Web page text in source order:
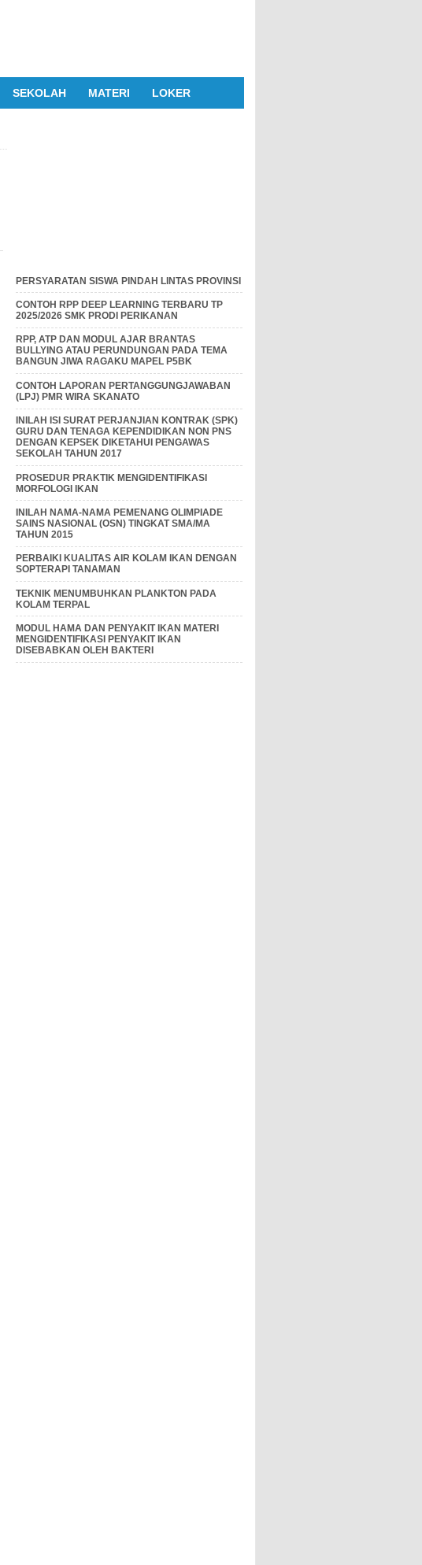
SEKOLAH MATERI LOKER
PERSYARATAN SISWA PINDAH LINTAS PROVINSI
CONTOH RPP DEEP LEARNING TERBARU TP
2025/2026 SMK PRODI PERIKANAN
RPP, ATP DAN MODUL AJAR BRANTAS
BULLYING ATAU PERUNDUNGAN PADA TEMA
BANGUN JIWA RAGAKU MAPEL P5BK
CONTOH LAPORAN PERTANGGUNGJAWABAN
(LPJ) PMR WIRA SKANATO
INILAH ISI SURAT PERJANJIAN KONTRAK (SPK)
GURU DAN TENAGA KEPENDIDIKAN NON PNS
DENGAN KEPSEK DIKETAHUI PENGAWAS
SEKOLAH TAHUN 2017
PROSEDUR PRAKTIK MENGIDENTIFIKASI
MORFOLOGI IKAN
INILAH NAMA-NAMA PEMENANG OLIMPIADE
SAINS NASIONAL (OSN) TINGKAT SMA/MA
TAHUN 2015
PERBAIKI KUALITAS AIR KOLAM IKAN DENGAN
SOPTERAPI TANAMAN
TEKNIK MENUMBUHKAN PLANKTON PADA
KOLAM TERPAL
MODUL HAMA DAN PENYAKIT IKAN MATERI
MENGIDENTIFIKASI PENYAKIT IKAN
DISEBABKAN OLEH BAKTERI